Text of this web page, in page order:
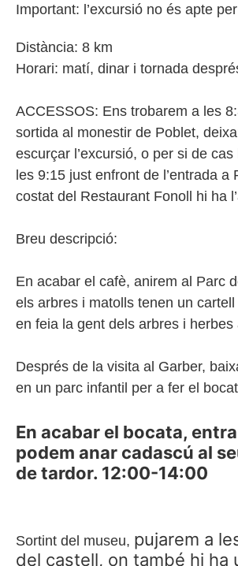
Important: l’excursió no és apte
Distància: 8 km
Horari: matí, dinar i tornada
ACCESSOS: Ens trobarem a les
sortida al monestir de Poblet,
escurçar l’excursió, o per si de
les 9:15 just enfront de l’entrada a
costat del Restaurant Fonoll hi ha
Breu descripció:
En acabar el cafè, anirem al Parc
els arbres i matolls tenen un
en feia la gent dels arbres i
Després de la visita al Garber,
en un parc infantil per a fer el
En acabar el bocata,
podem anar cadascú al
de tardor. 12:00-14:00
Sortint del museu, pujarem a
del castell, on també hi ha